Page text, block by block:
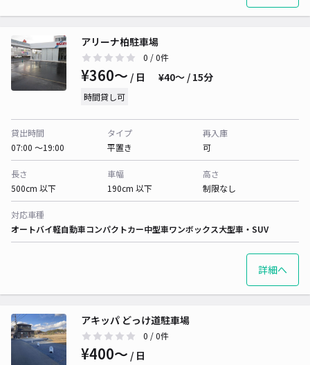
アリーナ柏駐車場
0 / 0件
¥360〜 / 日 ¥40〜 / 15分
時間貸し可
貸出時間
07:00 〜19:00
タイプ
平置き
再入庫
可
長さ
500cm 以下
車幅
190cm 以下
高さ
制限なし
対応車種
オートバイ軽自動車コンパクトカー中型車ワンボックス大型車・SUV
詳細へ
アキッパ どっけ道駐車場
0 / 0件
¥400〜 / 日